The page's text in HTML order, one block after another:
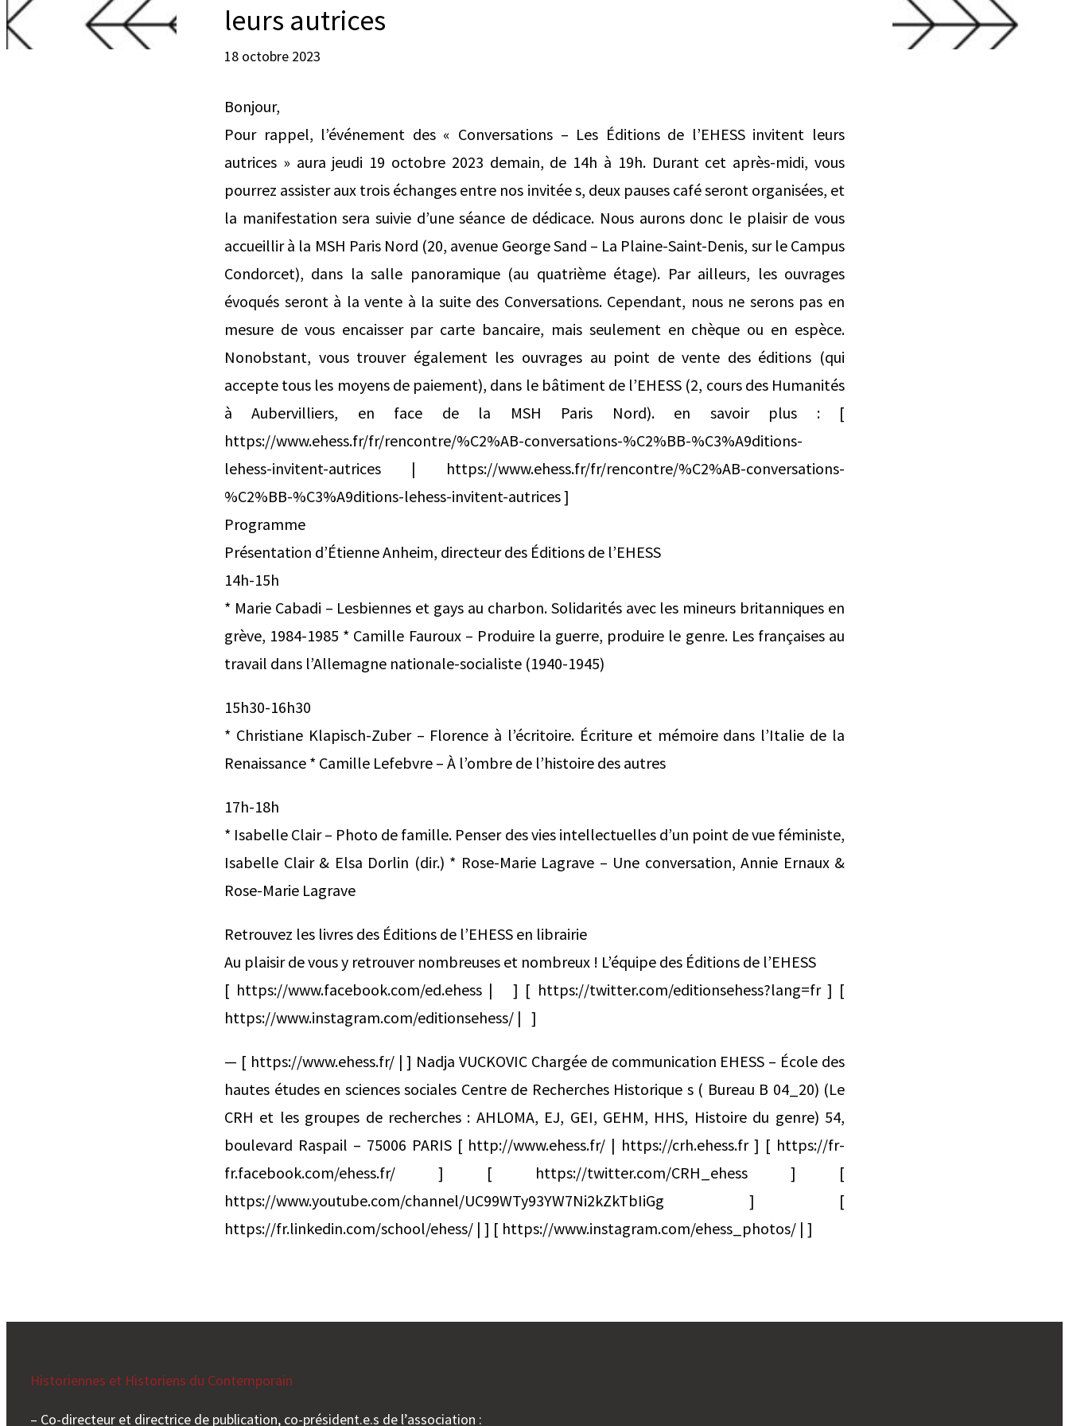
leurs autrices
18 octobre 2023
Bonjour,
Pour rappel, l’événement des « Conversations – Les Éditions de l’EHESS invitent leurs
autrices » aura jeudi 19 octobre 2023 demain, de 14h à 19h. Durant cet après-midi, vous
pourrez assister aux trois échanges entre nos invitée s, deux pauses café seront organisées, et
la manifestation sera suivie d’une séance de dédicace. Nous aurons donc le plaisir de vous
accueillir à la MSH Paris Nord (20, avenue George Sand – La Plaine-Saint-Denis, sur le Campus
Condorcet), dans la salle panoramique (au quatrième étage). Par ailleurs, les ouvrages
évoqués seront à la vente à la suite des Conversations. Cependant, nous ne serons pas en
mesure de vous encaisser par carte bancaire, mais seulement en chèque ou en espèce.
Nonobstant, vous trouver également les ouvrages au point de vente des éditions (qui
accepte tous les moyens de paiement), dans le bâtiment de l’EHESS (2, cours des Humanités
à Aubervilliers, en face de la MSH Paris Nord). en savoir plus : [
https://www.ehess.fr/fr/rencontre/%C2%AB-conversations-%C2%BB-%C3%A9ditions-
lehess-invitent-autrices | https://www.ehess.fr/fr/rencontre/%C2%AB-conversations-
%C2%BB-%C3%A9ditions-lehess-invitent-autrices ]
Programme
Présentation d’Étienne Anheim, directeur des Éditions de l’EHESS
14h-15h
* Marie Cabadi – Lesbiennes et gays au charbon. Solidarités avec les mineurs britanniques en
grève, 1984-1985 * Camille Fauroux – Produire la guerre, produire le genre. Les françaises au
travail dans l’Allemagne nationale-socialiste (1940-1945)
15h30-16h30
* Christiane Klapisch-Zuber – Florence à l’écritoire. Écriture et mémoire dans l’Italie de la
Renaissance * Camille Lefebvre – À l’ombre de l’histoire des autres
17h-18h
* Isabelle Clair – Photo de famille. Penser des vies intellectuelles d’un point de vue féministe,
Isabelle Clair & Elsa Dorlin (dir.) * Rose-Marie Lagrave – Une conversation, Annie Ernaux &
Rose-Marie Lagrave
Retrouvez les livres des Éditions de l’EHESS en librairie
Au plaisir de vous y retrouver nombreuses et nombreux ! L’équipe des Éditions de l’EHESS
[ https://www.facebook.com/ed.ehess | ] [ https://twitter.com/editionsehess?lang=fr ] [
https://www.instagram.com/editionsehess/ | ]
— [ https://www.ehess.fr/ | ] Nadja VUCKOVIC Chargée de communication EHESS – École des
hautes études en sciences sociales Centre de Recherches Historique s ( Bureau B 04_20) (Le
CRH et les groupes de recherches : AHLOMA, EJ, GEI, GEHM, HHS, Histoire du genre) 54,
boulevard Raspail – 75006 PARIS [ http://www.ehess.fr/ | https://crh.ehess.fr ] [ https://fr-
fr.facebook.com/ehess.fr/ ] [ https://twitter.com/CRH_ehess ] [
https://www.youtube.com/channel/UC99WTy93YW7Ni2kZkTbIiGg ] [
https://fr.linkedin.com/school/ehess/ | ] [ https://www.instagram.com/ehess_photos/ | ]
Historiennes et Historiens du Contemporain
– Co-directeur et directrice de publication, co-président.e.s de l’association :